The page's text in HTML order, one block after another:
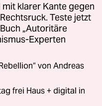
klarer Kante gegen
Teste jetzt
„Autoritäre
Experten
von Andreas
frei Haus + digital in